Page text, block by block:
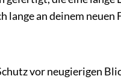
an deinem neuen
vor neugierigen